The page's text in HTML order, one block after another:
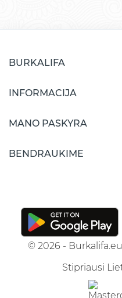
BURKALIFA
INFORMACIJA
MANO PASKYRA
BENDRAUKIME
© 2026 -
Stipriausi